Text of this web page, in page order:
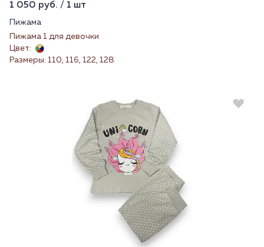
1 050 руб. / 1 шт
Пижама
Пижама 1 для девочки
Цвет:
Размеры: 110, 116, 122, 128